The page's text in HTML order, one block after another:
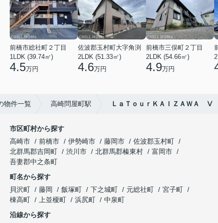
前橋市総社町２丁目
1LDK (39.74㎡)
4.5万円
佐波郡玉村町大字角渕
2LDK (51.33㎡)
4.6万円
前橋市三俣町２丁目
2LDK (54.66㎡)
4.9万円
物件一覧 高崎問屋町駅 ＬａＴｏｕｒＫＡＩＺＡＷＡ Ⅴ
市区町村から探す
高崎市
前橋市 伊勢崎市 藤岡市
佐波郡玉村町
北群馬郡吉岡町
渋川市 北群馬郡榛東村
富岡市
吾妻郡中之条町
町名から探す
貝沢町
藤岡 飯塚町 下之城町 元総社町
宮子町
棟高町
上並榎町 浜尻町
中泉町
沿線から探す